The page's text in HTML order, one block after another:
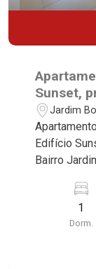
Sunset,
Raya -
Jardim
Edifício
Bairro
Martinelli
59m² de
ambientes
1
Dorm.